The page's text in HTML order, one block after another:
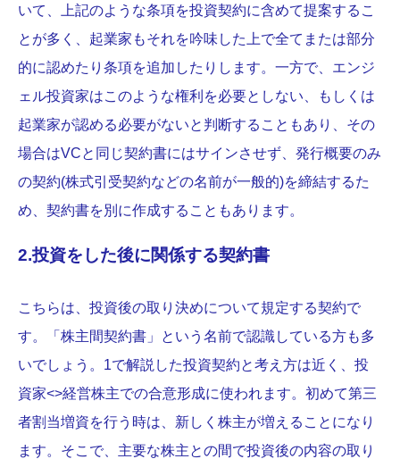
いて、上記のような条項を投資契約に含めて提案するこ
とが多く、起業家もそれを吟味した上で全てまたは部分
的に認めたり条項を追加したりします。一方で、エンジ
ェル投資家はこのような権利を必要としない、もしくは
起業家が認める必要がないと判断することもあり、その
場合はVCと同じ契約書にはサインさせず、発行概要のみ
の契約(株式引受契約などの名前が一般的)を締結するた
め、契約書を別に作成することもあります。
2.投資をした後に関係する契約書
こちらは、投資後の取り決めについて規定する契約で
す。「株主間契約書」という名前で認識している方も多
いでしょう。1で解説した投資契約と考え方は近く、投
資家<>経営株主での合意形成に使われます。初めて第三
者割当増資を行う時は、新しく株主が増えることになり
ます。そこで、主要な株主との間で投資後の内容の取り